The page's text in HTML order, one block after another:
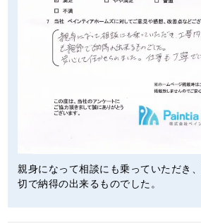
親身になって相談にも乗っていただき
切で納得の出来るものでした。